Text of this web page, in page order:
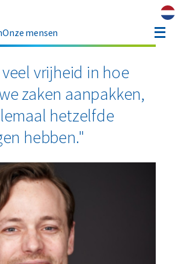
Onze mensen
vrijheid in hoe
zaken aanpakken,
hetzelfde
hebben."